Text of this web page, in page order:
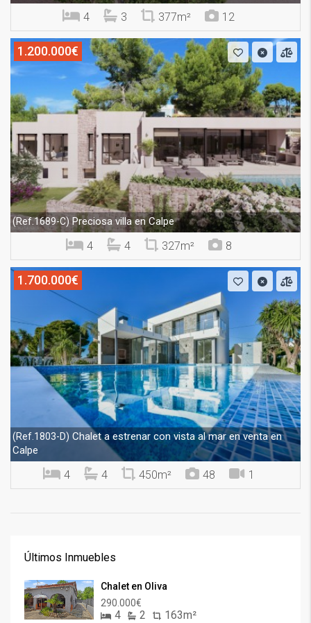
4 3 377m² 12
1.200.000€
(Ref.1689-C) Preciosa villa en Calpe
4 4 327m² 8
1.700.000€
(Ref.1803-D) Chalet a estrenar con vista al mar en venta en
Calpe
4 4 450m² 48 1
Últimos Inmuebles
Chalet en Oliva
290.000€
4 2 163m²